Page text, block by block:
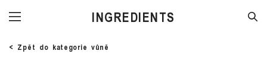
STORE
< Zpět do kategorie vůně